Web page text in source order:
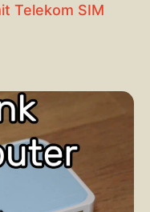
Telekom SIM